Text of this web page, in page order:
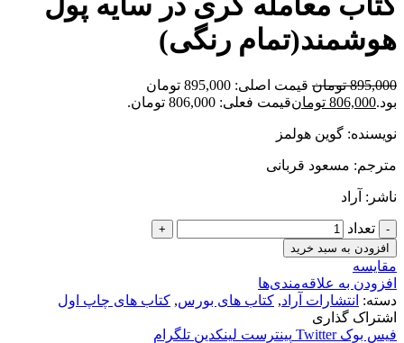
هوشمند(تمام رنگی)
895,000 تومان
قیمت اصلی: 895,000 تومان
بود.806,000 تومانقیمت فعلی: 806,000 تومان.
نویسنده: گوین هولمز
مترجم: مسعود قربانی
ناشر: آراد
تعداد
افزودن به سبد خرید
مقایسه
افزودن به علاقه‌مندی‌ها
دسته: انتشارات آراد, کتاب های بورس, کتاب های چاپ اول
اشتراک گذاری
فیس بوک Twitter پینترست لینکدین تلگرام